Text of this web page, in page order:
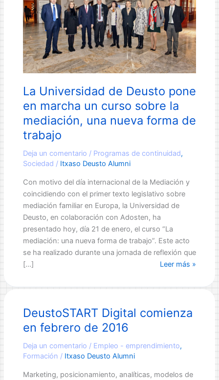
La Universidad de Deusto pone
en marcha un curso sobre la
mediación, una nueva forma de
trabajo
Deja un comentario / Programas de continuidad,
Sociedad / Itxaso Deusto Alumni
Con motivo del día internacional de la Mediación y
coincidiendo con el primer texto legislativo sobre
mediación familiar en Europa, la Universidad de
Deusto, en colaboración con Adosten, ha
presentado hoy, día 21 de enero, el curso “La
mediación: una nueva forma de trabajo”. Este acto
se ha realizado durante una jornada de reflexión que
[…]
La
de
pone
un
Leer más »
DeustoSTART Digital comienza
en febrero de 2016
Deja un comentario / Empleo - emprendimiento,
Formación / Itxaso Deusto Alumni
Marketing, posicionamiento, analíticas, modelos de